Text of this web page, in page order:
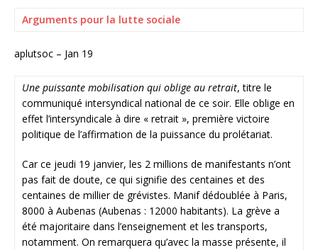
Arguments pour la lutte sociale
aplutsoc – Jan 19
Une puissante mobilisation qui oblige au retrait, titre le
communiqué intersyndical national de ce soir. Elle oblige en
effet l’intersyndicale à dire « retrait », première victoire
politique de l’affirmation de la puissance du prolétariat.
Car ce jeudi 19 janvier, les 2 millions de manifestants n’ont
pas fait de doute, ce qui signifie des centaines et des
centaines de millier de grévistes. Manif dédoublée à Paris,
8000 à Aubenas (Aubenas : 12000 habitants). La grève a
été majoritaire dans l’enseignement et les transports,
notamment. On remarquera qu’avec la masse présente, il